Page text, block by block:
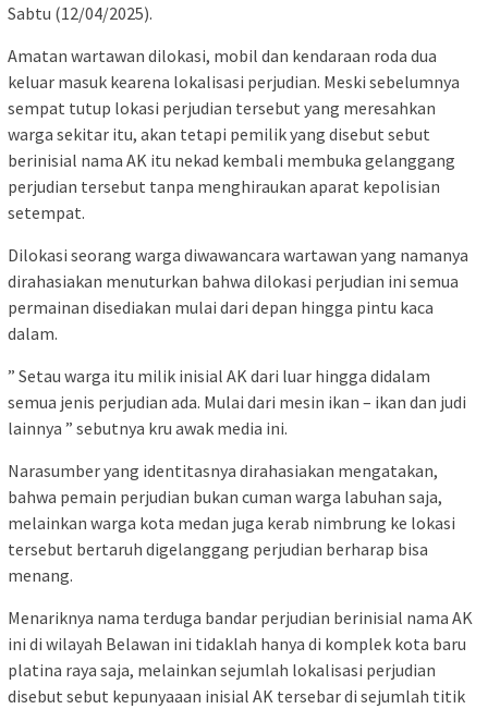
Sabtu (12/04/2025).
Amatan wartawan dilokasi, mobil dan kendaraan roda dua
keluar masuk kearena lokalisasi perjudian. Meski sebelumnya
sempat tutup lokasi perjudian tersebut yang meresahkan
warga sekitar itu, akan tetapi pemilik yang disebut sebut
berinisial nama AK itu nekad kembali membuka gelanggang
perjudian tersebut tanpa menghiraukan aparat kepolisian
setempat.
Dilokasi seorang warga diwawancara wartawan yang namanya
dirahasiakan menuturkan bahwa dilokasi perjudian ini semua
permainan disediakan mulai dari depan hingga pintu kaca
dalam.
” Setau warga itu milik inisial AK dari luar hingga didalam
semua jenis perjudian ada. Mulai dari mesin ikan – ikan dan judi
lainnya ” sebutnya kru awak media ini.
Narasumber yang identitasnya dirahasiakan mengatakan,
bahwa pemain perjudian bukan cuman warga labuhan saja,
melainkan warga kota medan juga kerab nimbrung ke lokasi
tersebut bertaruh digelanggang perjudian berharap bisa
menang.
Menariknya nama terduga bandar perjudian berinisial nama AK
ini di wilayah Belawan ini tidaklah hanya di komplek kota baru
platina raya saja, melainkan sejumlah lokalisasi perjudian
disebut sebut kepunyaaan inisial AK tersebar di sejumlah titik